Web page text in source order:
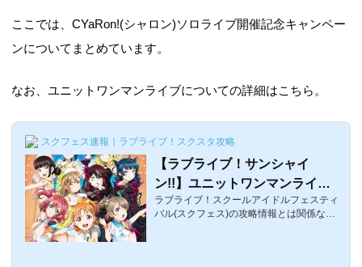
ここでは、CYaRon!(シャロン)ソロライブ開催記念キャンペー
ンについてまとめています。
なお、ユニットワンマンライブについての詳細はこちら。
スクフェス速報｜ラブライブ！スクスタ攻略
【ラブライブ！サンシャイ
ン!!】ユニットワンマンライブ2
020(UNIT LIVE ADVENTURE)
のチケット最速情報・日程まと
ラブライブ！スクールアイドルフェスティ
バル(スクフェス)の攻略情報とは関係ない